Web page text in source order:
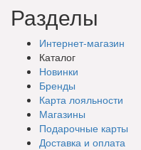
Разделы
Интернет-магазин
Каталог
Новинки
Бренды
Карта лояльности
Магазины
Подарочные карты
Доставка и оплата